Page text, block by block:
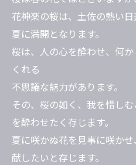
花神楽の桜は、土佐の熱い日
夏に満開となります。
桜は、人の心を酔わせ、何
くれる
不思議な魅力があります。
その、桜の如く、我を惜し
を酔わせたく存じます。
夏に咲かぬ花を見事に咲か
献したいと存じます。